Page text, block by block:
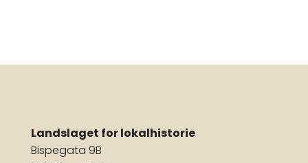
Landslaget for lokalhistorie
Bispegata 9B